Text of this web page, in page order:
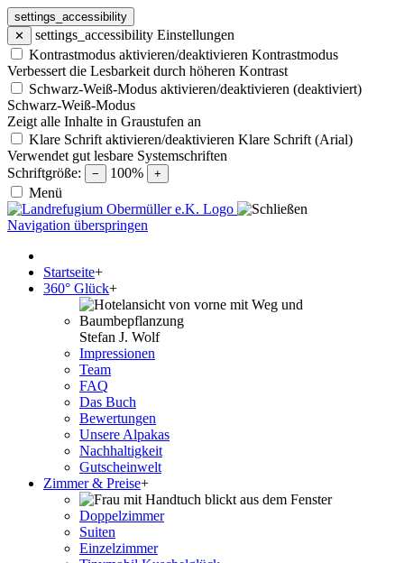
settings_accessibility
✕
settings_accessibility Einstellungen
Kontrastmodus aktivieren/deaktivieren Kontrastmodus
Verbessert die Lesbarkeit durch höheren Kontrast
Schwarz-Weiß-Modus aktivieren/deaktivieren (deaktiviert)
Schwarz-Weiß-Modus
Zeigt alle Inhalte in Graustufen an
Klare Schrift aktivieren/deaktivieren Klare Schrift (Arial)
Verwendet gut lesbare Systemschriften
Schriftgröße:
− 100% +
Menü
Navigation überspringen
Startseite+
360° Glück+
Stefan J. Wolf
Impressionen
Team
FAQ
Das Buch
Bewertungen
Unsere Alpakas
Nachhaltigkeit
Gutscheinwelt
Zimmer & Preise+
Doppelzimmer
Suiten
Einzelzimmer